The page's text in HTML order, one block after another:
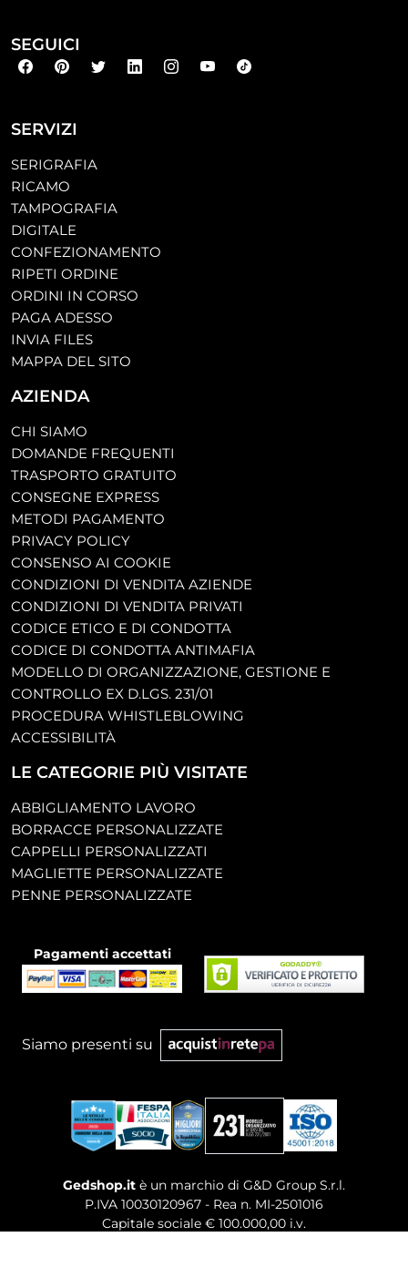
SERVIZI
SERIGRAFIA
RICAMO
TAMPOGRAFIA
DIGITALE
CONFEZIONAMENTO
RIPETI ORDINE
ORDINI IN CORSO
PAGA ADESSO
INVIA FILES
MAPPA DEL SITO
AZIENDA
CHI SIAMO
DOMANDE FREQUENTI
TRASPORTO GRATUITO
CONSEGNE EXPRESS
METODI PAGAMENTO
PRIVACY POLICY
CONSENSO AI COOKIE
CONDIZIONI DI VENDITA AZIENDE
CONDIZIONI DI VENDITA PRIVATI
CODICE ETICO E DI CONDOTTA
CODICE DI CONDOTTA ANTIMAFIA
MODELLO DI ORGANIZZAZIONE, GESTIONE E
CONTROLLO EX D.LGS. 231/01
PROCEDURA WHISTLEBLOWING
ACCESSIBILITÀ
LE CATEGORIE PIÙ VISITATE
ABBIGLIAMENTO LAVORO
BORRACCE PERSONALIZZATE
CAPPELLI PERSONALIZZATI
MAGLIETTE PERSONALIZZATE
PENNE PERSONALIZZATE
SEGUICI
Pagamenti accettati
Siamo presenti su
Gedshop.it è un marchio di G&D Group S.r.l.
P.IVA 10030120967 - Rea n. MI-2501016
Capitale sociale € 100.000,00 i.v.